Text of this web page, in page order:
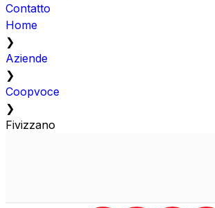
Contatto
Home
❯
Aziende
❯
Coopvoce
❯
Fivizzano